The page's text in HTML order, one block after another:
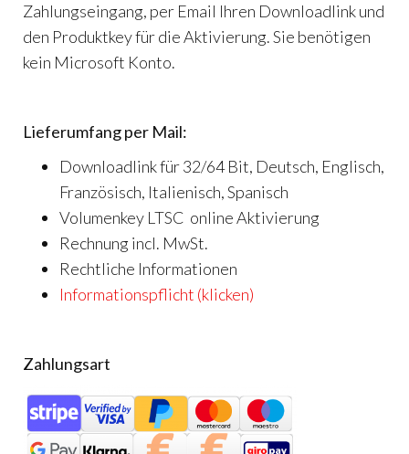
Zahlungseingang, per Email Ihren Downloadlink und
den Produktkey für die Aktivierung. Sie benötigen
kein Microsoft Konto.
Lieferumfang per Mail:
Downloadlink für 32/64 Bit, Deutsch, Englisch,
Französisch, Italienisch, Spanisch
Volumenkey LTSC online Aktivierung
Rechnung incl. MwSt.
Rechtliche Informationen
Informationspflicht (klicken)
Zahlungsart